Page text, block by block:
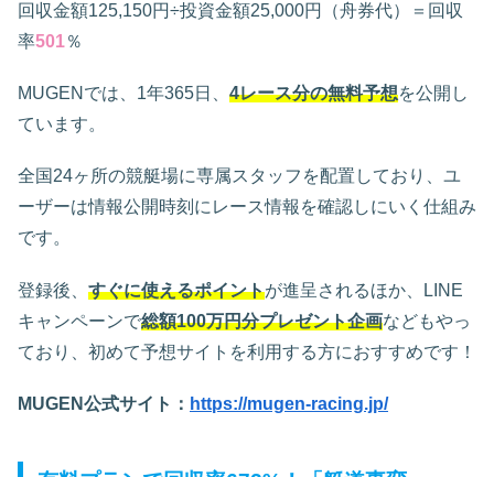
回収金額125,150円÷投資金額25,000円（舟券代）＝回収
率501％
MUGENでは、1年365日、 4レース分の無料予想を公開し
ています。
全国24ヶ所の競艇場に専属スタッフを配置しており、ユ
ーザーは情報公開時刻にレース情報を確認しにいく仕組み
です。
登録後、 すぐに使えるポイントが進呈されるほか、LINE
キャンペーンで総額100万円分プレゼント企画などもやっ
ており、初めて予想サイトを利用する方におすすめです！
MUGEN公式サイト： https://mugen-racing.jp/